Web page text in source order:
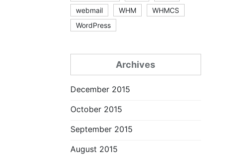
webmail
WHM
WHMCS
WordPress
Archives
December 2015
October 2015
September 2015
August 2015